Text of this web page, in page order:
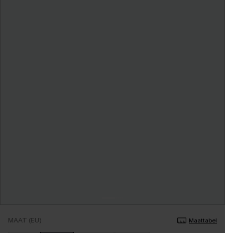
MAAT (EU) Maattabel